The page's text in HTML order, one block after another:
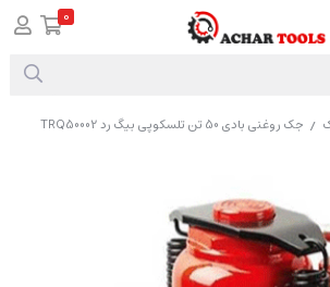
/ جک روغنی بادی 50 تن تلسکوپی بیگ رد TRQ50002
0